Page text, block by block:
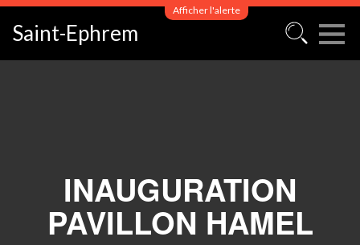
Afficher l'alerte
Saint-Ephrem
INAUGURATION
PAVILLON HAMEL